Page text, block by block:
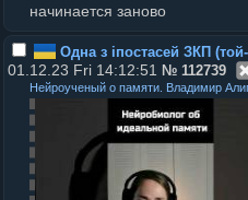
начинается заново
Одна з iпостасей ЗКП
01.12.23 Fri 14:12:51 № 112739
Нейроученый о памяти. Владимир